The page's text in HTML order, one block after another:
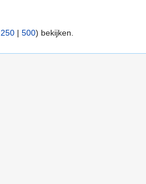
250 | 500) bekijken.